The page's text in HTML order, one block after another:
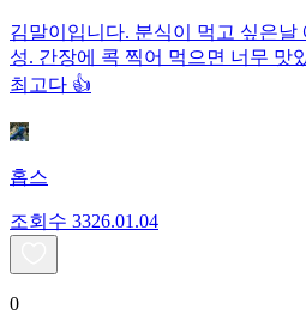
김말이입니다. 분식이 먹고 싶은
성. 간장에 콕 찍어 먹으면 너무 맛
최고다 👍
홉스
조회수 3326.01.04
0